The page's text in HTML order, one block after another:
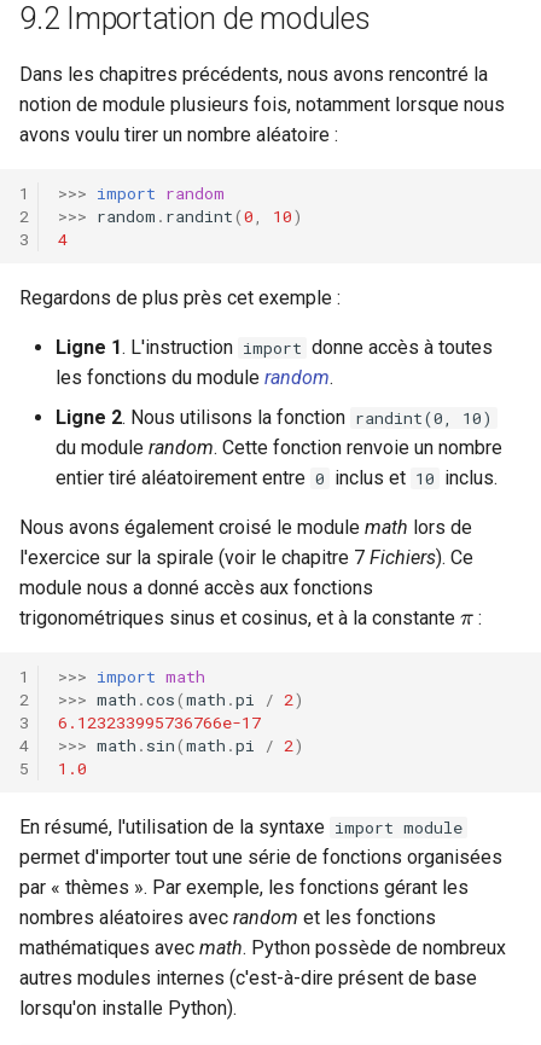
a
r
e
h
e
r
9.8.2 Cosinus
9.8.4 Chemin et contenu du
9.8.5 Affichage temporisé
9.8.6 Séquences aléatoires
de chiffres
jeu de belote
9.8.8 Séquences aléatoires
d'ADN
d'ADN avec argument
9.8.10 Compteur de lignes
9.8.11 Détermination du
nombre pi par la méthode
Monte Carlo (exercice +++)
9.2 Importation de modules
Dans les chapitres précédents, nous avons rencontré la
notion de module plusieurs fois, notamment lorsque nous
avons voulu tirer un nombre aléatoire :
>>> import random
>>> random . randint(0 10)
4
Regardons de plus près cet exemple :
Ligne 1. L'instruction import donne accès à toutes
les fonctions du module random.
Ligne 2. Nous utilisons la fonction randint(0, 10)
du module random. Cette fonction renvoie un nombre
entier tiré aléatoirement entre 0 inclus et 10 inclus.
Nous avons également croisé le module math lors de
l'exercice sur la spirale (voir le chapitre 7 Fichiers). Ce
module nous a donné accès aux fonctions
trigonométriques sinus et cosinus, et à la constante
:
>>> import math
>>> math .cos(math .pi / 2)
6.123233995736766e-17
>>> math . sin(math .pi / 2)
1.0
En résumé, l'utilisation de la syntaxe import module
permet d'importer tout une série de fonctions organisées
par « thèmes ». Par exemple, les fonctions gérant les
nombres aléatoires avec random et les fonctions
mathématiques avec math. Python possède de nombreux
autres modules internes (c'est-à-dire présent de base
lorsqu'on installe Python).